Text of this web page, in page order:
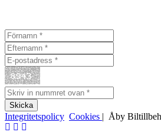
Integritetspolicy Cookies | Åby